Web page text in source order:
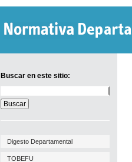
Buscar en este sitio:
en
este
sitio:
Digesto Departamental
TOBEFU